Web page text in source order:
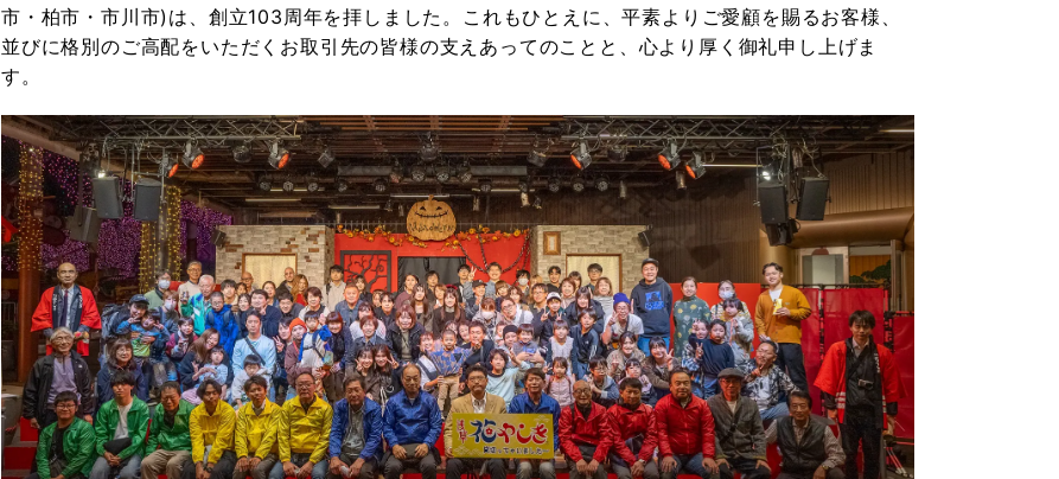
市・柏市・市川市)は、創立103周年を拝しました。これもひとえに、平素よりご愛顧を賜るお客様、
並びに格別のご高配をいただくお取引先の皆様の支えあってのことと、心より厚く御礼申し上げま
す。